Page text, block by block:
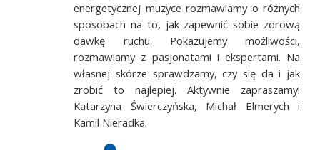
energetycznej muzyce rozmawiamy o różnych
sposobach na to, jak zapewnić sobie zdrową
dawkę ruchu. Pokazujemy możliwości,
rozmawiamy z pasjonatami i ekspertami. Na
własnej skórze sprawdzamy, czy się da i jak
zrobić to najlepiej. Aktywnie zapraszamy!
Katarzyna Świerczyńska, Michał Elmerych i
Kamil Nieradka.